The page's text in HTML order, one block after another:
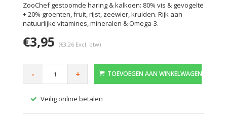
ZooChef gestoomde haring & kalkoen: 80% vis & gevogelte
+ 20% groenten, fruit, rijst, zeewier, kruiden. Rijk aan
natuurlijke vitamines, mineralen & Omega-3.
€3,95 (€3,26 Excl. btw)
- + TOEVOEGEN AAN WINKELWAGEN
Veilig online betalen